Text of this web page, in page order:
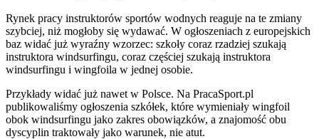
Rynek pracy instruktorów sportów wodnych reaguje na te zmiany
szybciej, niż mogłoby się wydawać. W ogłoszeniach z europejskich
baz widać już wyraźny wzorzec: szkoły coraz rzadziej szukają
instruktora windsurfingu, coraz częściej szukają instruktora
windsurfingu i wingfoila w jednej osobie.
Przykłady widać już nawet w Polsce. Na PracaSport.pl
publikowaliśmy ogłoszenia szkółek, które wymieniały wingfoil
obok windsurfingu jako zakres obowiązków, a znajomość obu
dyscyplin traktowały jako warunek, nie atut.